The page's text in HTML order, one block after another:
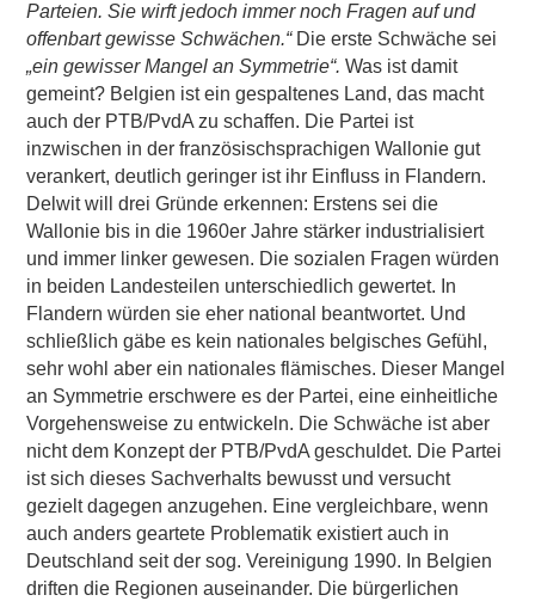
Parteien. Sie wirft jedoch immer noch Fragen auf und
offenbart gewisse Schwächen.“Die erste Schwäche sei
„ein gewisser Mangel an Symmetrie“. Was ist damit
gemeint? Belgien ist ein gespaltenes Land, das macht
auch der PTB/PvdA zu schaffen. Die Partei ist
inzwischen in der französischsprachigen Wallonie gut
verankert, deutlich geringer ist ihr Einfluss in Flandern.
Delwit will drei Gründe erkennen: Erstens sei die
Wallonie bis in die 1960er Jahre stärker industrialisiert
und immer linker gewesen. Die sozialen Fragen würden
in beiden Landesteilen unterschiedlich gewertet. In
Flandern würden sie eher national beantwortet. Und
schließlich gäbe es kein nationales belgisches Gefühl,
sehr wohl aber ein nationales flämisches. Dieser Mangel
an Symmetrie erschwere es der Partei, eine einheitliche
Vorgehensweise zu entwickeln. Die Schwäche ist aber
nicht dem Konzept der PTB/PvdA geschuldet. Die Partei
ist sich dieses Sachverhalts bewusst und versucht
gezielt dagegen anzugehen. Eine vergleichbare, wenn
auch anders geartete Problematik existiert auch in
Deutschland seit der sog. Vereinigung 1990. In Belgien
driften die Regionen auseinander. Die bürgerlichen